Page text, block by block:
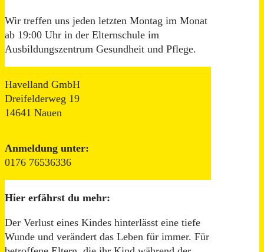
Wir treffen uns jeden letzten Montag im Monat
ab 19:00 Uhr in der Elternschule im
Ausbildungszentrum Gesundheit und Pflege.
Havelland GmbH
Dreifelderweg 19
14641 Nauen
Anmeldung unter:
0176 76536336
Hier erfährst du mehr:
Der Verlust eines Kindes hinterlässt eine tiefe
Wunde und verändert das Leben für immer. Für